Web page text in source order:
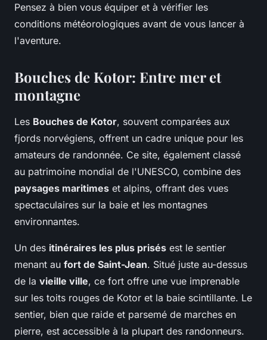
Pensez à bien vous équiper et à vérifier les
conditions météorologiques avant de vous lancer à
l'aventure.
Bouches de Kotor: Entre mer et
montagne
Les Bouches de Kotor, souvent comparées aux
fjords norvégiens, offrent un cadre unique pour les
amateurs de randonnée. Ce site, également classé
au patrimoine mondial de l'UNESCO, combine des
paysages maritimes et alpins, offrant des vues
spectaculaires sur la baie et les montagnes
environnantes.
Un des itinéraires les plus prisés est le sentier
menant au fort de Saint-Jean. Situé juste au-dessus
de la vieille ville, ce fort offre une vue imprenable
sur les toits rouges de Kotor et la baie scintillante. Le
sentier, bien que raide et parsemé de marches en
pierre, est accessible à la plupart des randonneurs.